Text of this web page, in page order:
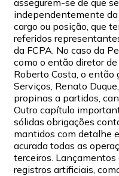
assegurem-se de que
independentemente
cargo ou posição, que
referidos
da FCPA. No caso da
como o então diretor
Roberto Costa, o então
Serviços, Renato
propinas a partidos,
Outro capítulo
sólidas obrigações
mantidos com detalhe
acurada todas as
terceiros.
registros artificiais,